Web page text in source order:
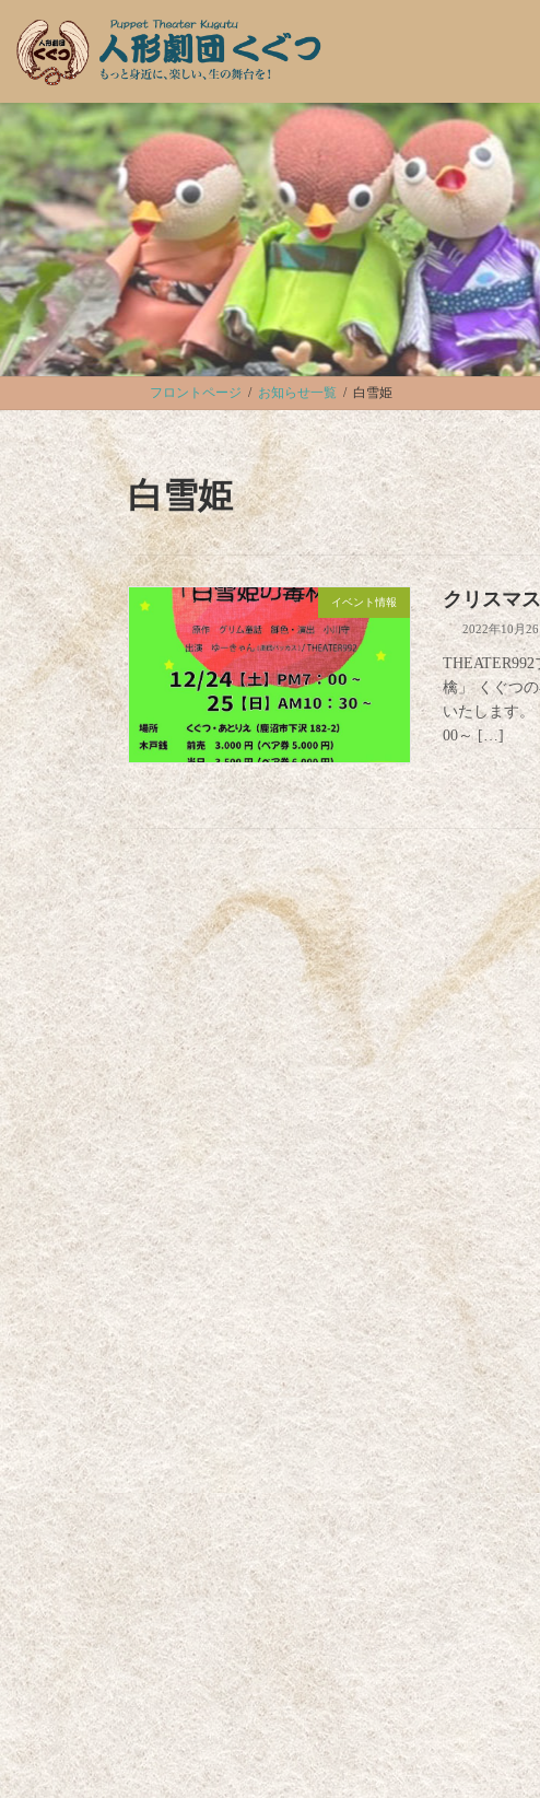
ツ
キ
ッ
プ
シ
に
移
動
フロントページ お知らせ一覧 白雪姫
白雪姫
イベント情報 クリスマ
2022年10月26
檎」 くぐつ
いたします。
00～ […]